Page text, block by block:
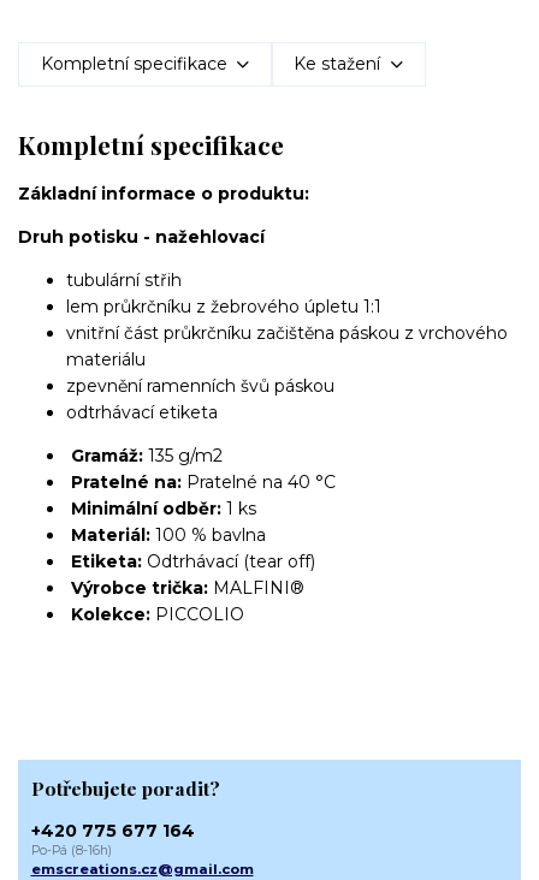
Kompletní specifikace Ke stažení
Kompletní specifikace
Základní informace o produktu:
Druh potisku - nažehlovací
tubulární střih
lem průkrčníku z žebrového úpletu 1:1
vnitřní část průkrčníku začištěna páskou z vrchového
materiálu
zpevnění ramenních švů páskou
odtrhávací etiketa
Gramáž: 135 g/m2
Pratelné na: Pratelné na 40 °C
Minimální odběr: 1 ks
Materiál: 100 % bavlna
Etiketa: Odtrhávací (tear off)
Výrobce trička: MALFINI®
Kolekce: PICCOLIO
Potřebujete poradit?
+420 775 677 164
Po-Pá (8-16h)
emscreations.cz@gmail.com